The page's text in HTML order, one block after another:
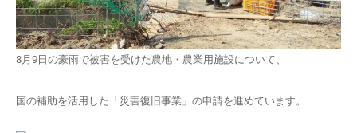
8月9日の豪雨で被害を受けた農地・農業用施設について、
国の補助を活用した「災害復旧事業」の申請を進めています。